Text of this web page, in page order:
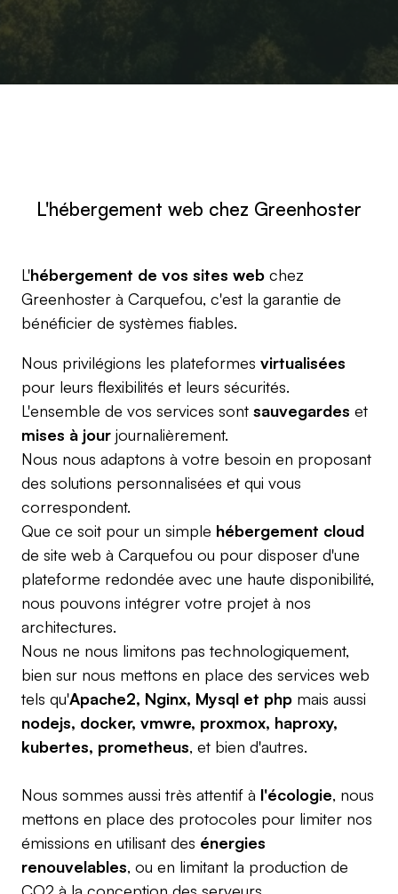
L'hébergement web chez Greenhoster
L'hébergement de vos sites web chez
Greenhoster à Carquefou, c'est la garantie de
bénéficier de systèmes fiables.
Nous privilégions les plateformes virtualisées
pour leurs flexibilités et leurs sécurités.
L'ensemble de vos services sont sauvegardes et
mises à jour journalièrement.
Nous nous adaptons à votre besoin en proposant
des solutions personnalisées et qui vous
correspondent.
Que ce soit pour un simple hébergement cloud
de site web à Carquefou ou pour disposer d'une
plateforme redondée avec une haute disponibilité,
nous pouvons intégrer votre projet à nos
architectures.
Nous ne nous limitons pas technologiquement,
bien sur nous mettons en place des services web
tels qu'Apache2, Nginx, Mysql et php mais aussi
nodejs, docker, vmwre, proxmox, haproxy,
kubertes, prometheus, et bien d'autres.
Nous sommes aussi très attentif à l'écologie, nous
mettons en place des protocoles pour limiter nos
émissions en utilisant des énergies
renouvelables, ou en limitant la production de